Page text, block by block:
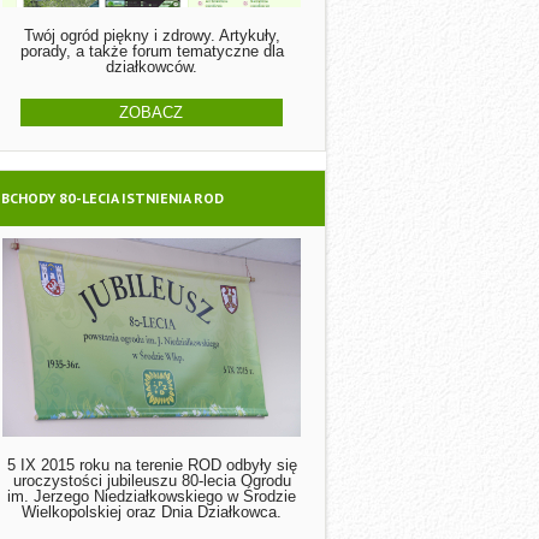
Twój ogród piękny i zdrowy. Artykuły,
porady, a także forum tematyczne dla
działkowców.
ZOBACZ
80-LECIA ISTNIENIA ROD
5 IX 2015 roku na terenie ROD odbyły się
uroczystości jubileuszu 80-lecia Ogrodu
im. Jerzego Niedziałkowskiego w Środzie
Wielkopolskiej oraz Dnia Działkowca.